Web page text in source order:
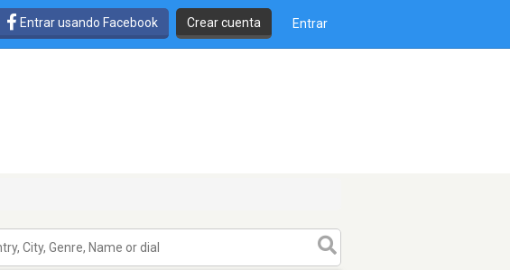
Entrar usando Facebook Crear cuenta Entrar